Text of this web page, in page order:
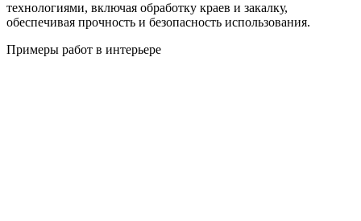
технологиями, включая обработку краев и закалку,
обеспечивая прочность и безопасность использования.
Примеры работ в интерьере